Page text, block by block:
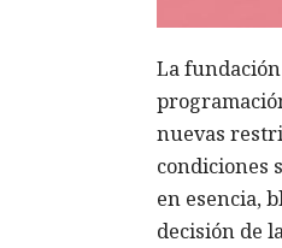
La
nuevas
condiciones
en esencia,
decisión de